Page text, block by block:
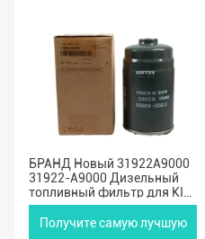
БРАНД Новый 31922A9000
31922-A9000 Дизельный
топливный фильтр для KIA
Sorento Hyundai i30 i40
Получите самую лучшую